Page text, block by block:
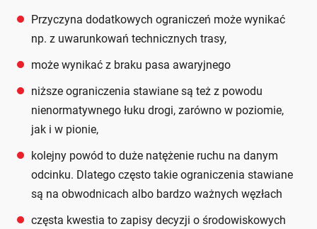
Przyczyna dodatkowych ograniczeń może wynikać
np. z uwarunkowań technicznych trasy,
może wynikać z braku pasa awaryjnego
niższe ograniczenia stawiane są też z powodu
nienormatywnego łuku drogi, zarówno w poziomie,
jak i w pionie,
kolejny powód to duże natężenie ruchu na danym
odcinku. Dlatego często takie ograniczenia stawiane
są na obwodnicach albo bardzo ważnych węzłach
częsta kwestia to zapisy decyzji o środowiskowych